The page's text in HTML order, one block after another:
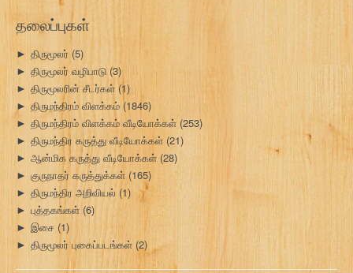
தலைப்புகள்
► திருமூலர் (5)
► திருமூலர் வழிபாடு (3)
► திருமூலரின் சீடர்கள் (1)
► திருமந்திரம் விளக்கம் (1846)
► திருமந்திரம் விளக்கம் வீடியோக்கள் (253)
► திருமந்திர கருத்து வீடியோக்கள் (21)
► ஆன்மிக கருத்து வீடியோக்கள் (28)
► குருநாதர் கருத்துக்கள் (165)
► திருமந்திர அறிவியல் (1)
► புத்தகங்கள் (6)
► இசை (1)
► திருமூலர் புகைப்படங்கள் (2)